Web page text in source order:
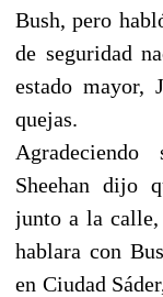
Bush, pero
de seguridad
estado mayor,
quejas.
Sheehan dijo
junto a la calle,
hablara con
en Ciudad